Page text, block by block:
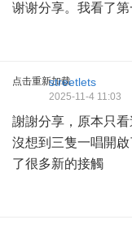
谢谢分享。我看了第
点击重新加载streetlets
2025-11-4 11:03
謝謝分享，原本只
沒想到三隻一唱開
了很多新的接觸